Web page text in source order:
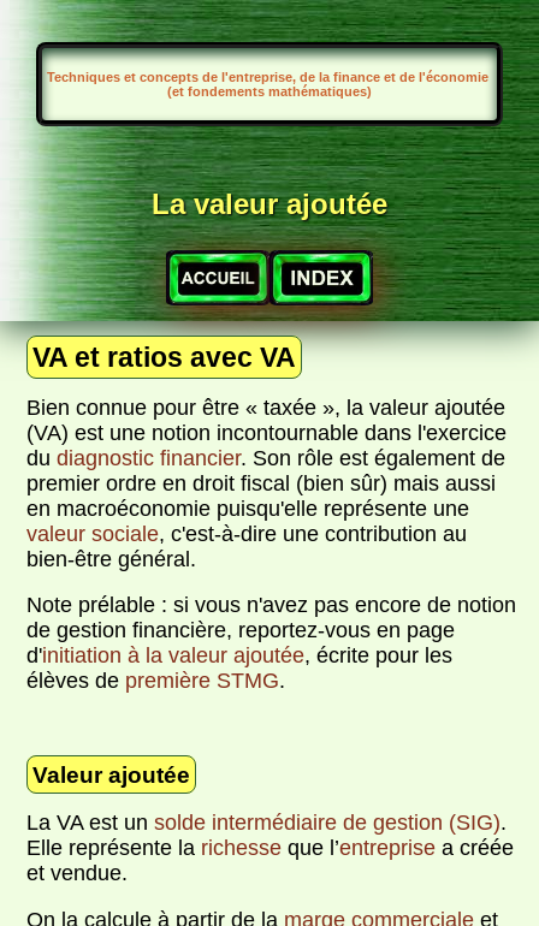
Techniques et concepts de l'entreprise, de la finance et de l'économie
(et fondements mathématiques)
La valeur ajoutée
VA et ratios avec VA
Bien connue pour être « taxée », la valeur ajoutée
(VA) est une notion incontournable dans l'exercice
dudiagnostic financier. Son rôle est également de
premier ordre en droit fiscal (bien sûr) mais aussi
en macroéconomie puisqu'elle représente une
valeur sociale, c'est-à-dire une contribution au
bien-être général.
Note prélable : si vous n'avez pas encore de notion
de gestion financière, reportez-vous en page
d'initiation à la valeur ajoutée, écrite pour les
élèves de première STMG.
Valeur ajoutée
La VA est unsolde intermédiaire de gestion (SIG).
Elle représente la richesse que l’entreprise a créée
et vendue.
On la calcule à partir de la marge commerciale et